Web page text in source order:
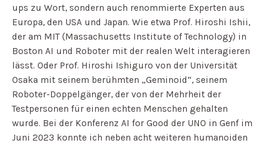
ups zu Wort, sondern auch renommierte Experten aus
Europa, den USA und Japan. Wie etwa Prof. Hiroshi Ishii,
der am MIT (Massachusetts Institute of Technology) in
Boston AI und Roboter mit der realen Welt interagieren
lässt. Oder Prof. Hiroshi Ishiguro von der Universität
Osaka mit seinem berühmten „Geminoid“, seinem
Roboter-Doppelgänger, der von der Mehrheit der
Testpersonen für einen echten Menschen gehalten
wurde. Bei der Konferenz AI for Good der UNO in Genf im
Juni 2023 konnte ich neben acht weiteren humanoiden